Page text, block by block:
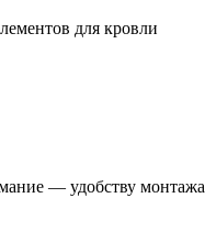
для кровли
— удобству монтажа